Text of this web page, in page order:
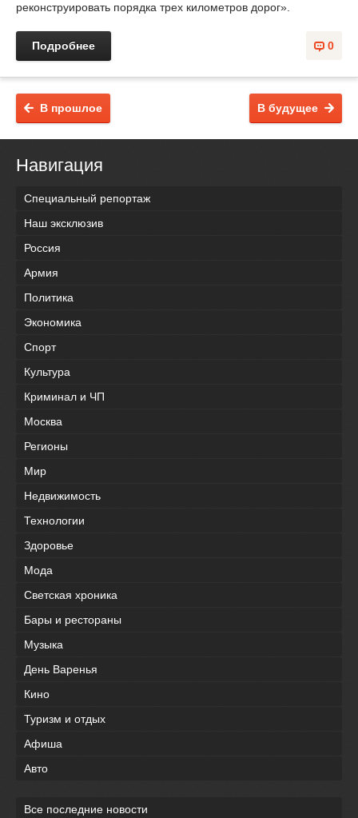
реконструировать порядка трех километров дорог».
0
Подробнее
В будущее
В прошлое
Навигация
Специальный репортаж
Наш эксклюзив
Россия
Армия
Политика
Экономика
Спорт
Культура
Криминал и ЧП
Москва
Регионы
Мир
Недвижимость
Технологии
Здоровье
Мода
Светская хроника
Бары и рестораны
Музыка
День Варенья
Кино
Туризм и отдых
Афиша
Авто
Все последние новости